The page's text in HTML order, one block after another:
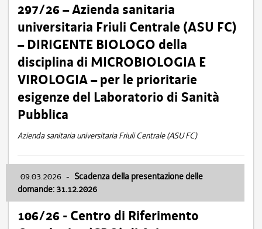
297/26 – Azienda sanitaria
universitaria Friuli Centrale (ASU FC)
– DIRIGENTE BIOLOGO della
disciplina di MICROBIOLOGIA E
VIROLOGIA – per le prioritarie
esigenze del Laboratorio di Sanità
Pubblica
Azienda sanitaria universitaria Friuli Centrale (ASU FC)
09.03.2026 - Scadenza della presentazione delle
domande: 31.12.2026
106/26 - Centro di Riferimento